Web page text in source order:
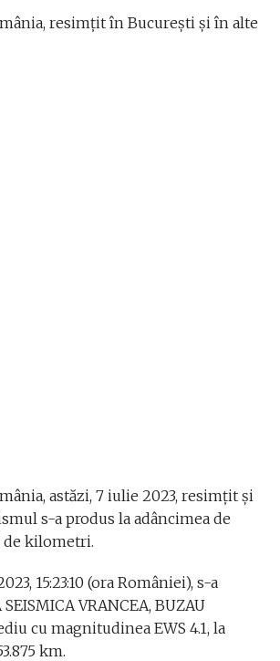
resimțit în București și în alte
astăzi, 7 iulie 2023, resimțit și
s-a produs la adâncimea de
de kilometri.
15:23:10 (ora României), s-a
VRANCEA, BUZAU
cu magnitudinea EWS 4.1, la
km.